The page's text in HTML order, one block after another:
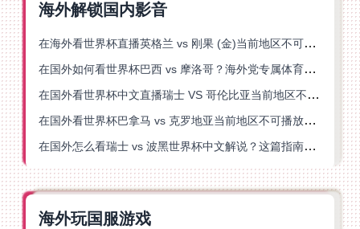
海外解锁国内影音
在海外看世界杯直播英格兰 vs 刚果 (金)当前地区不可播放？这篇指南帮你突破所有限制
在国外如何看世界杯巴西 vs 摩洛哥？海外党专属体育观赛指南来了
在国外看世界杯中文直播瑞士 VS 哥伦比亚当前地区不可播放？这篇指南帮你搞定
在国外看世界杯巴拿马 vs 克罗地亚当前地区不可播放？这篇指南帮你轻松解决海外体育直播难题
在国外怎么看瑞士 vs 波黑世界杯中文解说？这篇指南帮你搞定所有地区限制问题
海外玩国服游戏